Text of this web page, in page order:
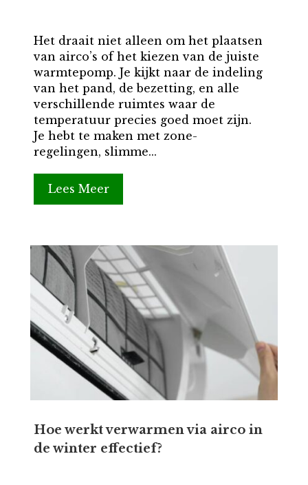
Het draait niet alleen om het plaatsen
van airco’s of het kiezen van de juiste
warmtepomp. Je kijkt naar de indeling
van het pand, de bezetting, en alle
verschillende ruimtes waar de
temperatuur precies goed moet zijn.
Je hebt te maken met zone-
regelingen, slimme...
Lees Meer
Hoe werkt verwarmen via airco in
de winter effectief?